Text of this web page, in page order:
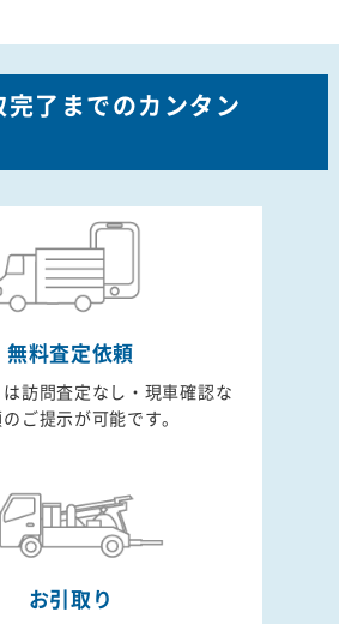
完了までのカンタン
無料査定依頼
訪問査定なし・現車確認な
ご提示が可能です。
お引取り